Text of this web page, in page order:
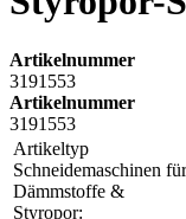
Artikelnummer
3191553
Artikelnummer
3191553
Artikeltyp
Schneidemaschinen für
Dämmstoffe &
Styropor: